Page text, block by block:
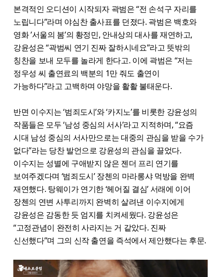
본격적인 오디션이 시작되자 곽범은 “전 손석구 자리를
노립니다”라며 야심찬 출사표를 던졌다. 곽범은 백호와
영화 ’서울의 봄’의 황정민, 안내상의 대사를 재연하고,
강윤성은 “곽범씨 연기 진짜 잘하시네요”라고 뜻밖의
칭찬을 보내 모두를 놀라게 한다고. 이에 곽범은 “저는
정우성 씨 출연료의 백분의 1만 줘도 출연이
가능하다”라고 고백하며 야망을 활활 불태운다.
반면 이수지는 ‘범죄도시’와 ‘카지노’를 비롯한 강윤성의
작품들은 모두 ‘남성 중심의 서사’라고 지적하며, “요즘
시대 남성 중심의 서사만으로는 대중의 관심을 받을 수가
없다”라는 당찬 발언으로 강윤성의 관심을 끌었다.
이수지는 성별에 구애받지 않은 젠더 프리 연기를
보여주겠다며 ‘범죄도시’ 장첸의 마라롱샤 먹방을 완벽
재연했다. 탕웨이가 연기한 ‘헤어질 결심’ 서래에 이어
장첸의 연변 사투리까지 완벽히 살려낸 이수지에게
강윤성은 감동한 듯 엄지를 치켜세웠다. 강윤성은
“고정관념이 완전히 사라지는 거 같았다. 진짜
신선했다”며 그의 신작 출연을 즉석에서 제안했다는 후문.